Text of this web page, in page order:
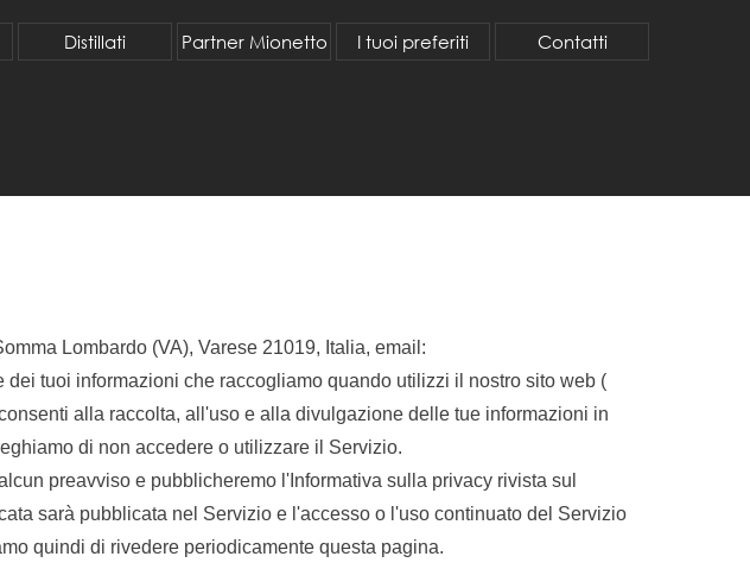
▼
Distillati Partner Mionetto I tuoi preferiti Contatti
Lombardo (VA), Varese 21019, Italia, email:
tuoi informazioni che raccogliamo quando utilizzi il nostro sito web (
alla raccolta, all'uso e alla divulgazione delle tue informazioni in
di non accedere o utilizzare il Servizio.
preavviso e pubblicheremo l'Informativa sulla privacy rivista sul
sarà pubblicata nel Servizio e l'accesso o l'uso continuato del Servizio
quindi di rivedere periodicamente questa pagina.